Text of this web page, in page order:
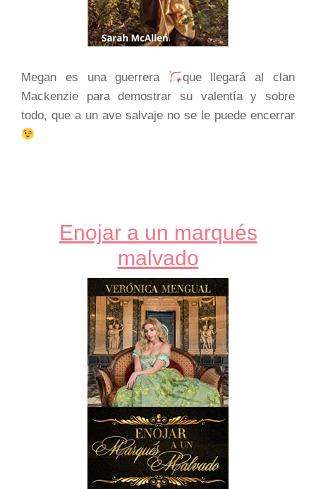
Megan es una guerrera
que llegará al clan
Mackenzie para demostrar su valentía y sobre
todo, que a un ave salvaje no se le puede encerrar
Enojar a un marqués
malvado